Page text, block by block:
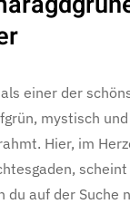
einer der
mystisch
Hier, im
du auf der Suche